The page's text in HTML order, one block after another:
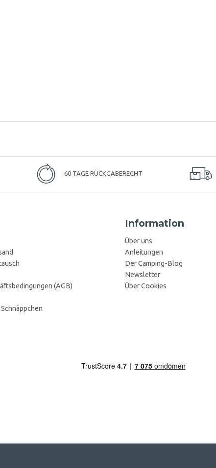
60 TAGE RÜCKGABERECHT
(AGB)
Information
Über uns
Anleitungen
Der Camping-Blog
Newsletter
Über Cookies